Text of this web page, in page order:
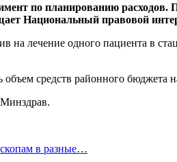
по планированию
Национальный правовой
лечение одного пациента в
средств районного бюджета
Минздрав.
в разные…